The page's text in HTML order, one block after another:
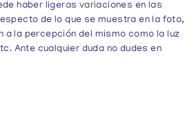
haber ligeras variaciones en las
de lo que se muestra en la foto,
la percepción del mismo como la luz
Ante cualquier duda no dudes en